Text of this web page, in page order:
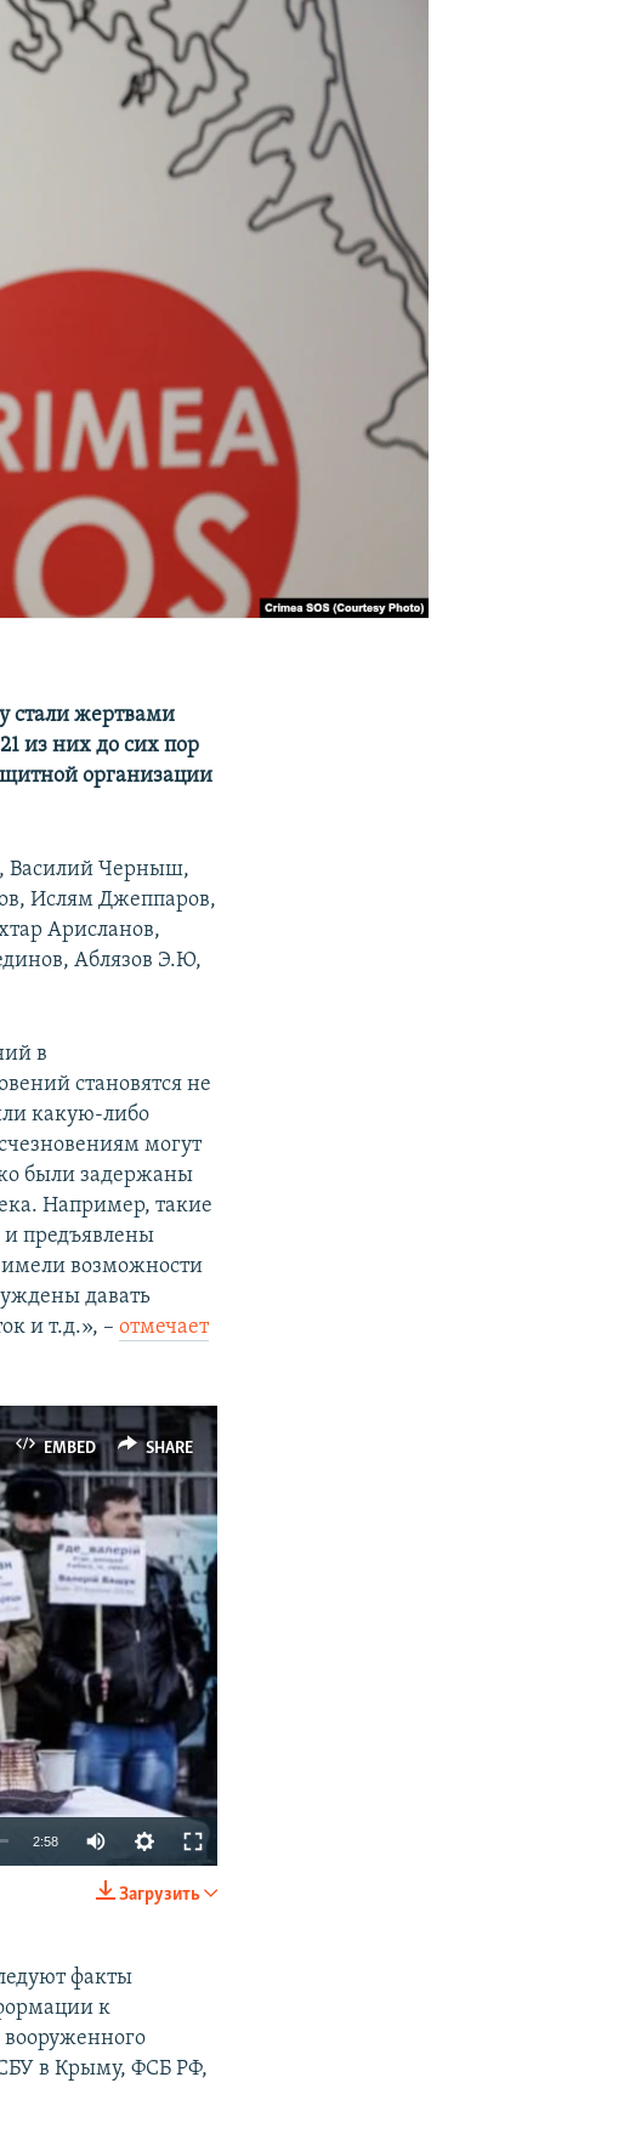
стали жертвами
из них до сих пор
организации
Василий Черныш,
Ислям Джеппаров,
Арисланов,
Аблязов Э.Ю,
в
становятся не
какую-либо
могут
были задержаны
Например, такие
предъявлены
имели возможности
давать
и т.д.», –отмечает
EMBED SHARE
SHARE
720p
2:58
270p
1080p
Загрузить
факты
к
в Крыму, ФСБ РФ,